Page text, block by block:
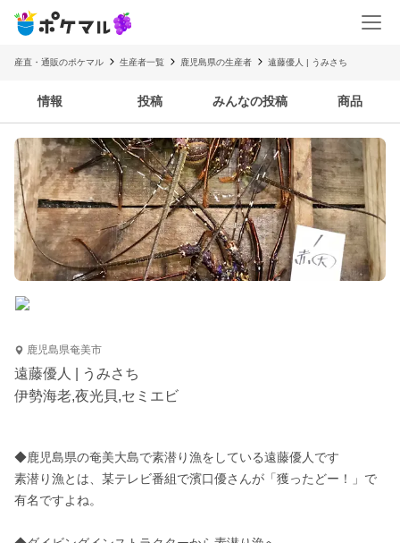
産直・通販のポケマル 生産者一覧 鹿児島県の生産者 遠藤優人 | うみさち
情報 投稿 みんなの投稿 商品
鹿児島県奄美市
遠藤優人 | うみさち
伊勢海老,夜光貝,セミエビ
◆鹿児島県の奄美大島で素潜り漁をしている遠藤優人です
素潜り漁とは、某テレビ番組で濱口優さんが「獲ったどー！」で
有名ですよね。